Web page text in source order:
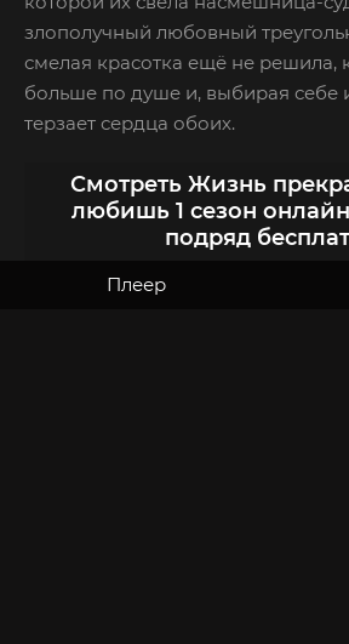
злополучный любовный
смелая красотка ещё не решила,
больше по душе и, выбирая себе
терзает сердца обоих.
Смотреть Жизнь
любишь 1 сезон
подряд
Плеер